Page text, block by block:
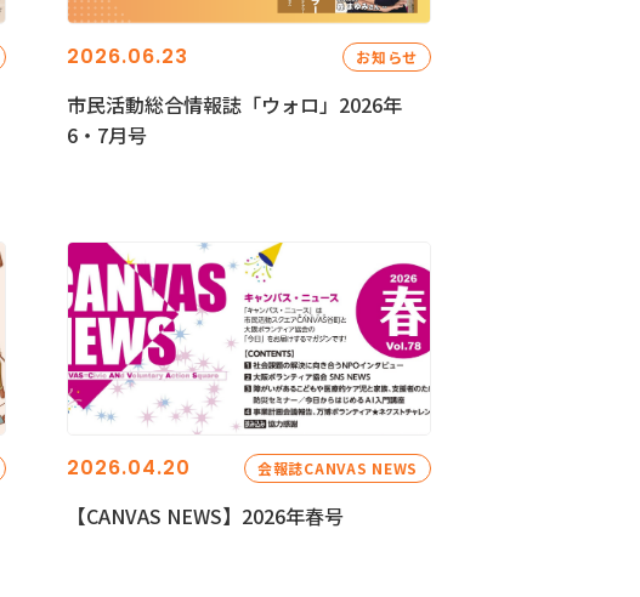
2026.06.23 お知らせ
市民活動総合情報誌「ウォロ」2026年
6・7月号
2026.04.20 会報誌CANVAS NEWS
【CANVAS NEWS】2026年春号